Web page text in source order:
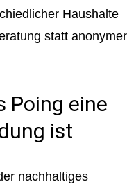
Haushalte
statt anonymer
Poing eine
ist
nachhaltiges